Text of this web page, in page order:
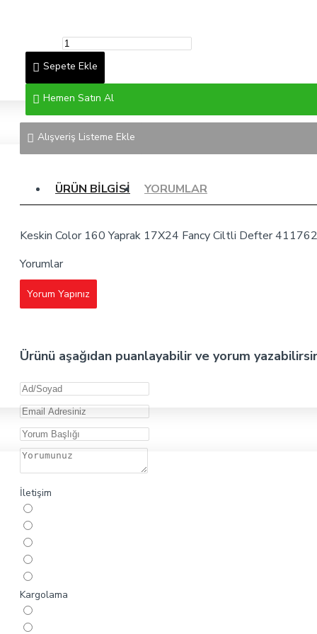
Sepete Ekle
Hemen Satın Al
Alışveriş Listeme Ekle
ÜRÜN BILGISI YORUMLAR
Keskin Color 160 Yaprak 17X24 Fancy Ciltli Defter
Yorumlar
Yorum Yapınız
Ürünü aşağıdan puanlayabilir ve yorum
İletişim
Kargolama